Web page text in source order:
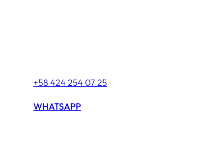
+58 424 254 07 25
WHATSAPP